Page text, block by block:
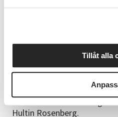
Tillåt alla
svårigheter kopplade till
val och att ta sig till
val sticker ut med sitt
och demokratisk
med IF som medborgare
och föremål för
Hultin Rosenberg.